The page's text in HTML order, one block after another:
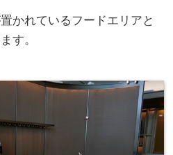
かれているフードエリアと
す。